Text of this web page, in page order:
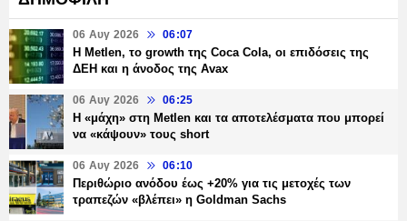
06 Αυγ 2026 06:07
H Metlen, το growth της Coca Cola, οι επιδόσεις της
ΔΕΗ και η άνοδος της Avax
06 Αυγ 2026 06:25
H «μάχη» στη Metlen και τα αποτελέσματα που μπορεί
να «κάψουν» τους short
06 Αυγ 2026 06:10
Περιθώριο ανόδου έως +20% για τις μετοχές των
τραπεζών «βλέπει» η Goldman Sachs